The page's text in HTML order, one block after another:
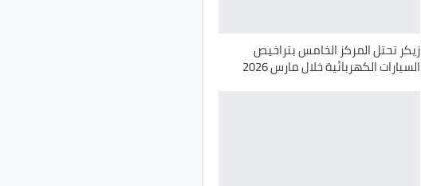
زيكر تحتل المركز الخامس بتراخيص
السيارات الكهربائية خلال مارس 2026